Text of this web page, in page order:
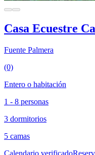
Casa Ecuestre
Fuente Palmera
(0)
Entero o habitación
1 - 8 personas
3 dormitorios
5 camas
Calendario verificado